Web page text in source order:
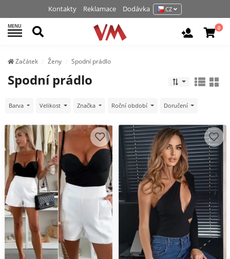
Kontakty Reklamace Dodávka CZ
MENU Hledat Vchod /
0
Začátek Ženy Spodní prádlo
Spodní prádlo
Barva Velikost Značka Roční období Doručení